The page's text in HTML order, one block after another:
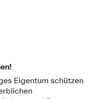
Eigentum schützen